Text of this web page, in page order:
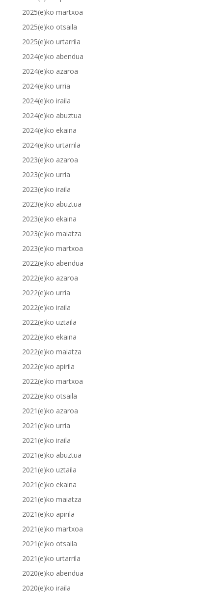
2025(e)ko martxoa
2025(e)ko otsaila
2025(e)ko urtarrila
2024(e)ko abendua
2024(e)ko azaroa
2024(e)ko urria
2024(e)ko iraila
2024(e)ko abuztua
2024(e)ko ekaina
2024(e)ko urtarrila
2023(e)ko azaroa
2023(e)ko urria
2023(e)ko iraila
2023(e)ko abuztua
2023(e)ko ekaina
2023(e)ko maiatza
2023(e)ko martxoa
2022(e)ko abendua
2022(e)ko azaroa
2022(e)ko urria
2022(e)ko iraila
2022(e)ko uztaila
2022(e)ko ekaina
2022(e)ko maiatza
2022(e)ko apirila
2022(e)ko martxoa
2022(e)ko otsaila
2021(e)ko azaroa
2021(e)ko urria
2021(e)ko iraila
2021(e)ko abuztua
2021(e)ko uztaila
2021(e)ko ekaina
2021(e)ko maiatza
2021(e)ko apirila
2021(e)ko martxoa
2021(e)ko otsaila
2021(e)ko urtarrila
2020(e)ko abendua
2020(e)ko iraila